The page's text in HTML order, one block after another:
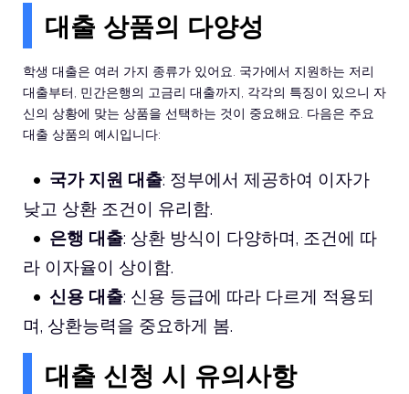
대출 상품의 다양성
학생 대출은 여러 가지 종류가 있어요. 국가에서 지원하는 저리
대출부터, 민간은행의 고금리 대출까지, 각각의 특징이 있으니 자
신의 상황에 맞는 상품을 선택하는 것이 중요해요. 다음은 주요
대출 상품의 예시입니다:
국가 지원 대출: 정부에서 제공하여 이자가
낮고 상환 조건이 유리함.
은행 대출: 상환 방식이 다양하며, 조건에 따
라 이자율이 상이함.
신용 대출: 신용 등급에 따라 다르게 적용되
며, 상환능력을 중요하게 봄.
대출 신청 시 유의사항